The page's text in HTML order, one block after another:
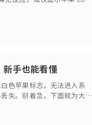
新手也能看懂
色苹果标志，无法进入系
失。别着急，下面就为大家